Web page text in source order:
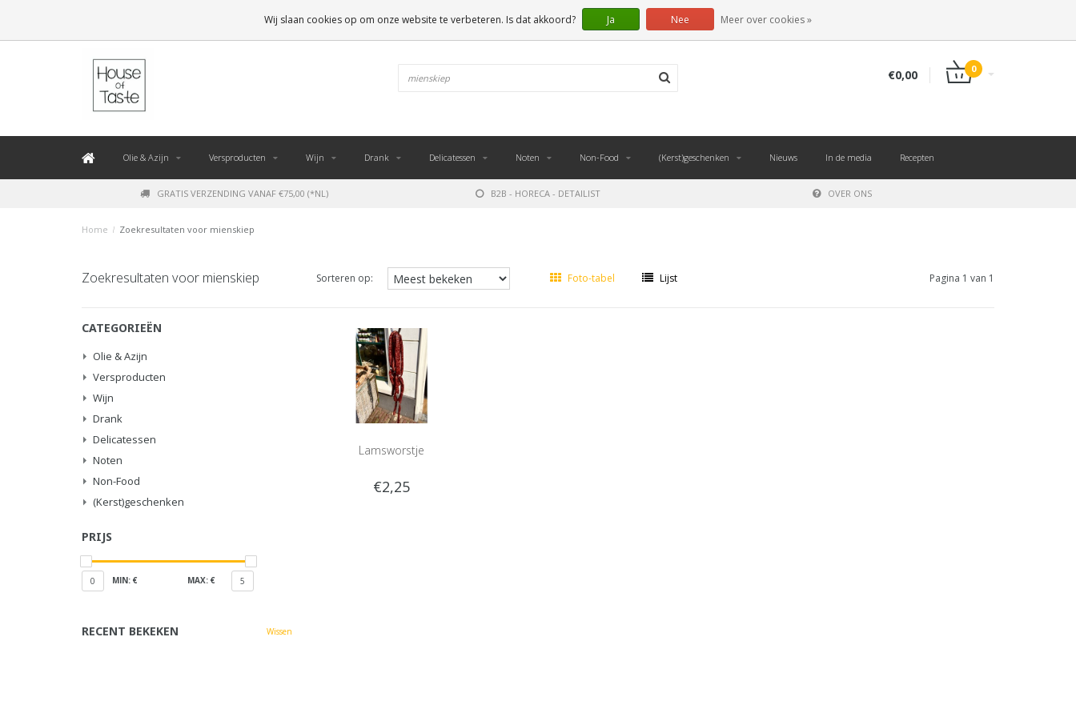
NL
€0,00 0
Olie & Azijn Versproducten Wijn Drank Delicatessen Noten Non-Food (Kerst)geschenken Nieuws In de media Recepten
GRATIS VERZENDING VANAF €75,00 (*NL) B2B - HORECA - DETAILIST OVER ONS
Home / Zoekresultaten voor mienskiep
Zoekresultaten voor mienskiep Sorteren op: Foto-tabel Lijst Pagina 1 van 1
CATEGORIEËN
Olie & Azijn
Versproducten
Wijn
Drank
Delicatessen
Noten
Non-Food
(Kerst)geschenken
PRIJS
0 MIN: € MAX: € 5
RECENT BEKEKEN Wissen
Lamsworstje
€2,25
Wij slaan cookies op om onze website te verbeteren. Is dat akkoord? Ja Nee Meer over cookies »